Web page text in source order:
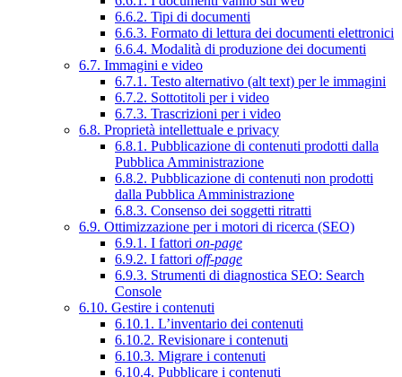
6.6.2. Tipi di documenti
6.6.3. Formato di lettura dei documenti elettronici
6.6.4. Modalità di produzione dei documenti
6.7. Immagini e video
6.7.1. Testo alternativo (alt text) per le immagini
6.7.2. Sottotitoli per i video
6.7.3. Trascrizioni per i video
6.8. Proprietà intellettuale e privacy
6.8.1. Pubblicazione di contenuti prodotti dalla
Pubblica Amministrazione
6.8.2. Pubblicazione di contenuti non prodotti
dalla Pubblica Amministrazione
6.8.3. Consenso dei soggetti ritratti
6.9. Ottimizzazione per i motori di ricerca (SEO)
6.9.1. I fattori on-page
6.9.2. I fattori off-page
6.9.3. Strumenti di diagnostica SEO: Search
Console
6.10. Gestire i contenuti
6.10.1. L’inventario dei contenuti
6.10.2. Revisionare i contenuti
6.10.3. Migrare i contenuti
6.10.4. Pubblicare i contenuti